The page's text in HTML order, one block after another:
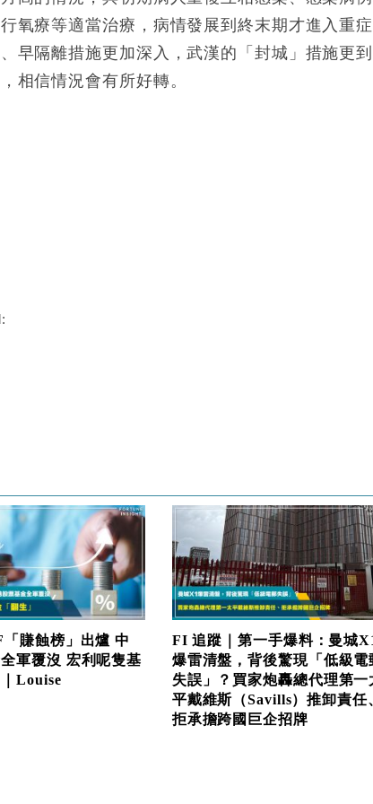
氧療等適當治療，病情發展到終末期才進入重
早隔離措施更加深入，武漢的「封城」措施更到
相信情況會有所好轉。
賺蝕榜」出爐 中
軍覆沒 宏利呢隻基
Louise
FI 追蹤｜第一手爆料：曼城
爆雷清盤，背後驚現「低級電
失誤」？買家炮轟總代理第一
平戴維斯（Savills）推卸責任
拒承擔跨國巨企招牌